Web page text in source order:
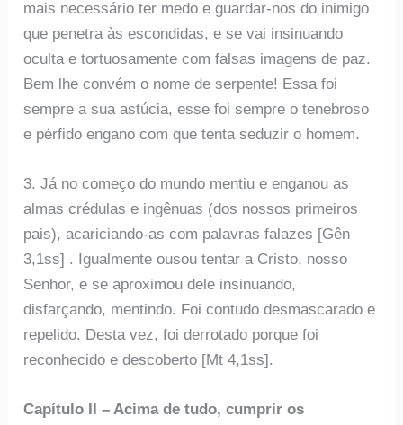
mais necessário ter medo e guardar-nos do inimigo
que penetra às escondidas, e se vai insinuando
oculta e tortuosamente com falsas imagens de paz.
Bem lhe convém o nome de serpente! Essa foi
sempre a sua astúcia, esse foi sempre o tenebroso
e pérfido engano com que tenta seduzir o homem.
3. Já no começo do mundo mentiu e enganou as
almas crédulas e ingênuas (dos nossos primeiros
pais), acariciando-as com palavras falazes [Gên
3,1ss] . Igualmente ousou tentar a Cristo, nosso
Senhor, e se aproximou dele insinuando,
disfarçando, mentindo. Foi contudo desmascarado e
repelido. Desta vez, foi derrotado porque foi
reconhecido e descoberto [Mt 4,1ss].
Capítulo II – Acima de tudo, cumprir os